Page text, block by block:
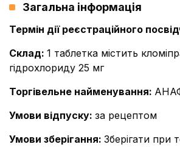
Загальна інформація
Термін дії реєстраційного
Склад: 1 таблетка містить
гідрохлориду 25 мг
Торгівельне найменування:
Умови відпуску: за рецептом
Умови зберігання: Зберігати при